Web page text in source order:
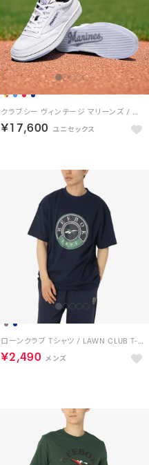
クラブシー ヴィンテージ マリーンズ / CLUB C 85 VINTAGE MARINES
￥17,600
ローンクラブ Tシャツ / LAWN CLUB T-SHIRT （ネイビー）
￥2,490